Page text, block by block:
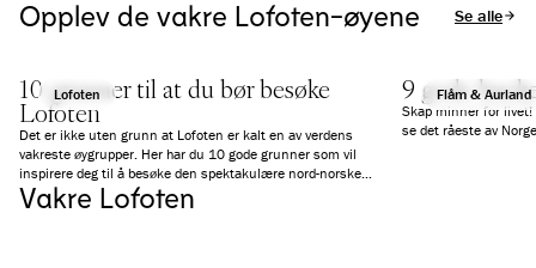
Lofotfisket etter skrei på vinteren til et mangfold av
fiskeslag på vår og sommer, tilbyr Lofoten en unik
egne krefter. Enten du reiser
med familien er en padletur
Opplev de vakre Lofoten-øyene Se alle
Lofoten
10 grunner til at du bør besøke
Lofoten
Det er ikke uten grunn at Lofoten er kalt en av verdens
vakreste øygrupper. Her har du 10 gode grunner som vil
inspirere deg til å besøke den spektakulære nord-norske
regionen nå.
Flåm & Aurland
9 gode
Skap minner for
se det råeste av
Vakre Lofoten